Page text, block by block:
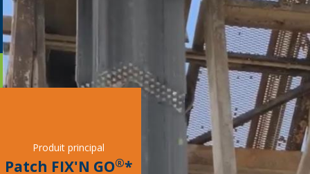
Produit principal
Patch FIX'N GO®*